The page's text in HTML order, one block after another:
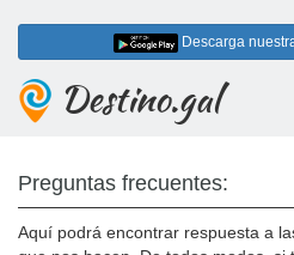
Descarga
Destino.gal
Preguntas frecuentes:
Aquí podrá encontrar respuesta a